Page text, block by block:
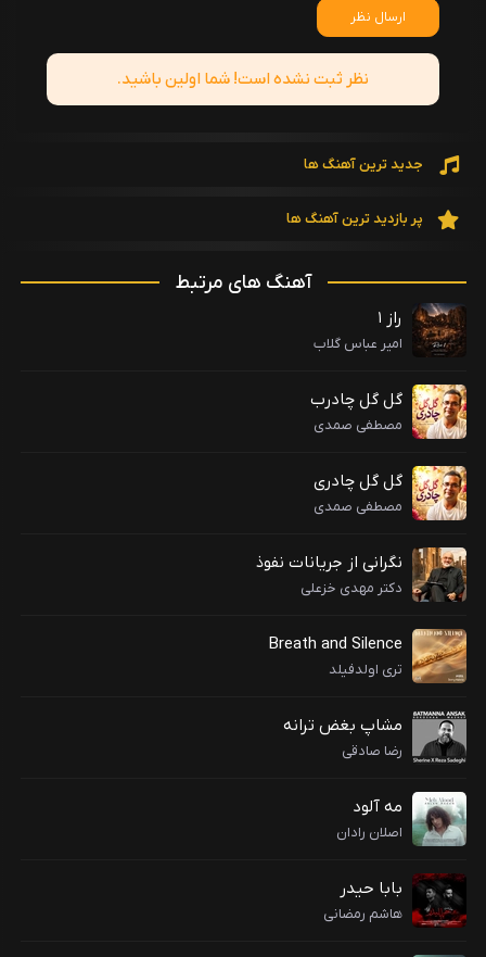
ارسال نظر
نظر ثبت نشده است! شما اولین باشید.
جدید ترین آهنگ ها
پر بازدید ترین آهنگ ها
آهنگ های مرتبط
راز ۱
امیر عباس گلاب
گل گل چادرب
مصطفی صمدی
گل گل چادری
مصطفی صمدی
نگرانی از جریانات نفوذ
دکتر مهدی خزعلی
Breath and Silence
تری اولدفیلد
مشاپ بغض ترانه
رضا صادقی
مه آلود
اصلان رادان
بابا حیدر
هاشم رمضانی